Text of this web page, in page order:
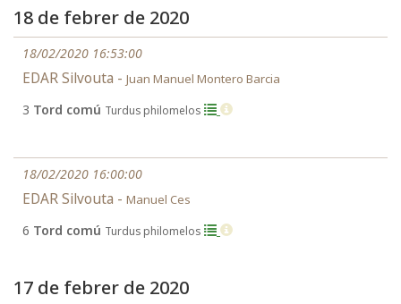
18 de febrer de 2020
18/02/2020 16:53:00
EDAR Silvouta - Juan Manuel Montero Barcia
3 Tord comú Turdus philomelos
18/02/2020 16:00:00
EDAR Silvouta - Manuel Ces
6 Tord comú Turdus philomelos
17 de febrer de 2020